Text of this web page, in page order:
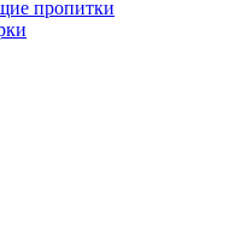
пропитки